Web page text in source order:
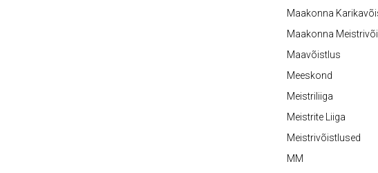
Maakonna
Maakonna
Maavõistlus
Meeskond
Meistriliiga
Meistrite Liiga
Meistrivõistlused
MM